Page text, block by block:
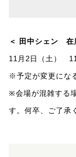
＜ 田中シェン 在
11月2日（土）
※予定が変更にな
※会場が混雑する
す。何卒、ご了承